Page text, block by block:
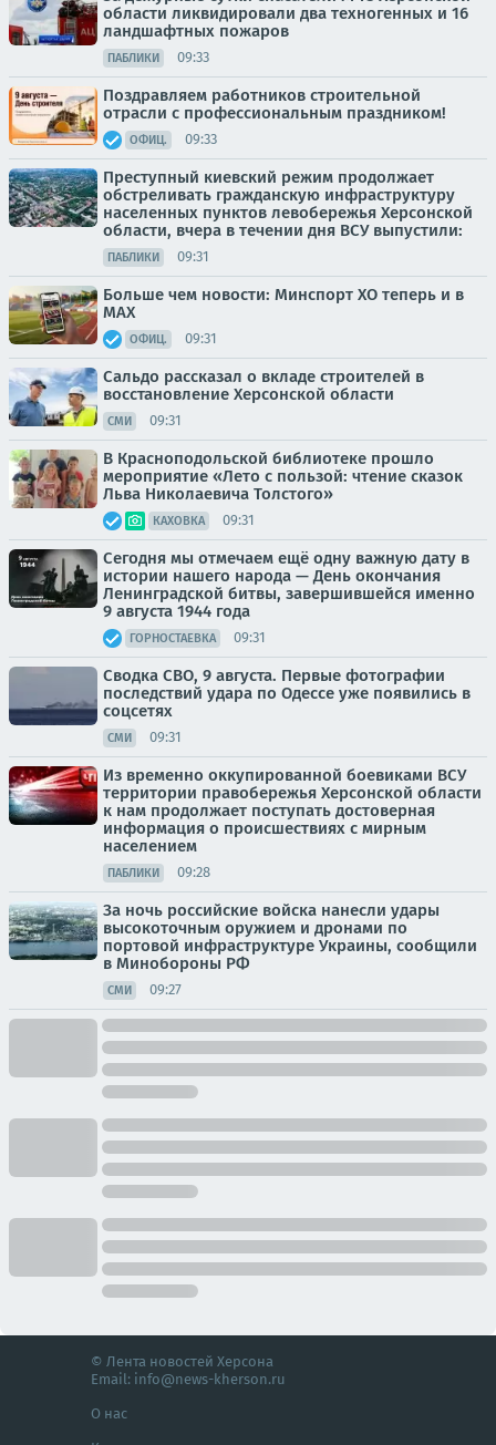
области ликвидировали два техногенных и 16
ландшафтных пожаров
ПАБЛИКИ 09:33
Поздравляем работников строительной
отрасли с профессиональным праздником!
ОФИЦ. 09:33
Преступный киевский режим продолжает
обстреливать гражданскую инфраструктуру
населенных пунктов левобережья Херсонской
области, вчера в течении дня ВСУ выпустили:
ПАБЛИКИ 09:31
Больше чем новости: Минспорт ХО теперь и в
МАХ
ОФИЦ. 09:31
Сальдо рассказал о вкладе строителей в
восстановление Херсонской области
СМИ 09:31
В Красноподольской библиотеке прошло
мероприятие «Лето с пользой: чтение сказок
Льва Николаевича Толстого»
КАХОВКА 09:31
Сегодня мы отмечаем ещё одну важную дату в
истории нашего народа — День окончания
Ленинградской битвы, завершившейся именно
9 августа 1944 года
ГОРНОСТАЕВКА 09:31
Сводка СВО, 9 августа. Первые фотографии
последствий удара по Одессе уже появились в
соцсетях
СМИ 09:31
Из временно оккупированной боевиками ВСУ
территории правобережья Херсонской области
к нам продолжает поступать достоверная
информация о происшествиях с мирным
населением
ПАБЛИКИ 09:28
За ночь российские войска нанесли удары
высокоточным оружием и дронами по
портовой инфраструктуре Украины, сообщили
в Минобороны РФ
СМИ 09:27
© Лента новостей Херсона
Email: info@news-kherson.ru
О нас